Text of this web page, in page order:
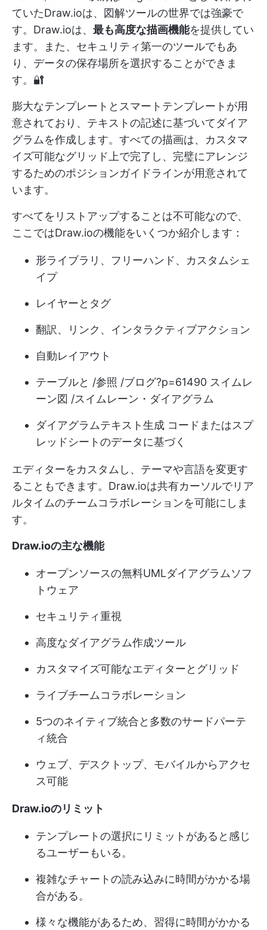
ていたDraw.ioは、図解ツールの世界では強豪で
す。Draw.ioは、 最も高度な描画機能を提供してい
ます。また、セキュリティ第一のツールでもあ
り、データの保存場所を選択することができま
す。🔐
膨大なテンプレートとスマートテンプレートが用
意されており、テキストの記述に基づいてダイア
グラムを作成します。すべての描画は、カスタマ
イズ可能なグリッド上で完了し、完璧にアレンジ
するためのポジションガイドラインが用意されて
います。
すべてをリストアップすることは不可能なので、
ここではDraw.ioの機能をいくつか紹介します：
形ライブラリ、フリーハンド、カスタムシェ
イプ
レイヤーとタグ
翻訳、リンク、インタラクティブアクション
自動レイアウト
テーブルと /参照 /ブログ?p=61490 スイムレ
ーン図 /スイムレーン・ダイアグラム
ダイアグラムテキスト生成 コードまたはスプ
レッドシートのデータに基づく
エディターをカスタムし、テーマや言語を変更す
ることもできます。Draw.ioは共有カーソルでリア
ルタイムのチームコラボレーションを可能にしま
す。
Draw.ioの主な機能
オープンソースの無料UMLダイアグラムソフ
トウェア
セキュリティ重視
高度なダイアグラム作成ツール
カスタマイズ可能なエディターとグリッド
ライブチームコラボレーション
5つのネイティブ統合と多数のサードパーテ
ィ統合
ウェブ、デスクトップ、モバイルからアクセ
ス可能
Draw.ioのリミット
テンプレートの選択にリミットがあると感じ
るユーザーもいる。
複雑なチャートの読み込みに時間がかかる場
合がある。
様々な機能があるため、習得に時間がかかる